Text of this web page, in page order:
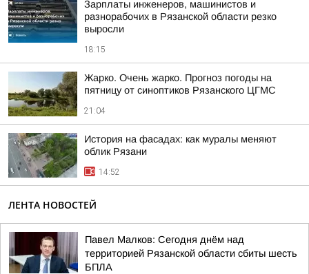
Зарплаты инженеров, машинистов и
разнорабочих в Рязанской области резко
выросли
18:15
Жарко. Очень жарко. Прогноз погоды на
пятницу от синоптиков Рязанского ЦГМС
21:04
История на фасадах: как муралы меняют
облик Рязани
14:52
ЛЕНТА НОВОСТЕЙ
Павел Малков: Сегодня днём над
территорией Рязанской области сбиты шесть
БПЛА